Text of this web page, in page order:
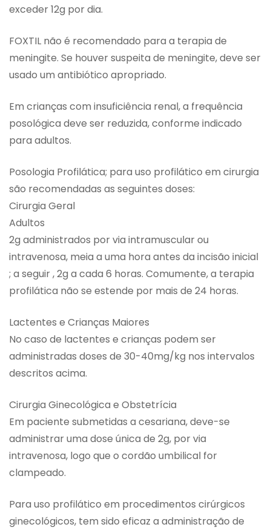
exceder 12g por dia.
FOXTIL não é recomendado para a terapia de
meningite. Se houver suspeita de meningite, deve ser
usado um antibiótico apropriado.
Em crianças com insuficiência renal, a frequência
posológica deve ser reduzida, conforme indicado
para adultos.
Posologia Profilática; para uso profilático em cirurgia
são recomendadas as seguintes doses:
Cirurgia Geral
Adultos
2g administrados por via intramuscular ou
intravenosa, meia a uma hora antes da incisão inicial
; a seguir , 2g a cada 6 horas. Comumente, a terapia
profilática não se estende por mais de 24 horas.
Lactentes e Crianças Maiores
No caso de lactentes e crianças podem ser
administradas doses de 30-40mg/kg nos intervalos
descritos acima.
Cirurgia Ginecológica e Obstetrícia
Em paciente submetidas a cesariana, deve-se
administrar uma dose única de 2g, por via
intravenosa, logo que o cordão umbilical for
clampeado.
Para uso profilático em procedimentos cirúrgicos
ginecológicos, tem sido eficaz a administração de